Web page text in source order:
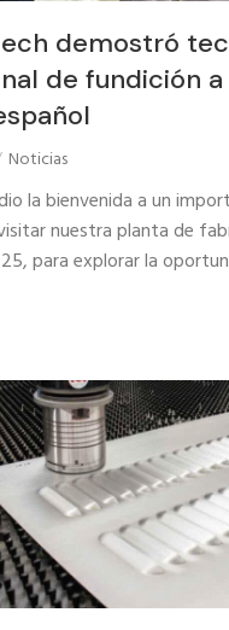
demostró
de fundición
Noticias
la bienvenida a un
nuestra planta de
para explorar la